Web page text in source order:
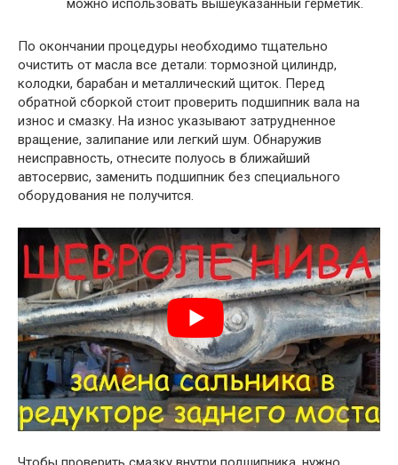
можно использовать вышеуказанный герметик.
По окончании процедуры необходимо тщательно
очистить от масла все детали: тормозной цилиндр,
колодки, барабан и металлический щиток. Перед
обратной сборкой стоит проверить подшипник вала на
износ и смазку. На износ указывают затрудненное
вращение, залипание или легкий шум. Обнаружив
неисправность, отнесите полуось в ближайший
автосервис, заменить подшипник без специального
оборудования не получится.